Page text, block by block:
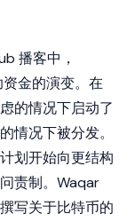
播客中，
金的演变。在
的情况下启动了
情况下被分发。
划开始向更结构
责制。Waqar
写关于比特币的